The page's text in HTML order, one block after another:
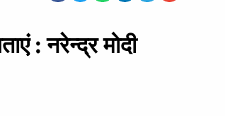
: नरेन्द्र मोदी